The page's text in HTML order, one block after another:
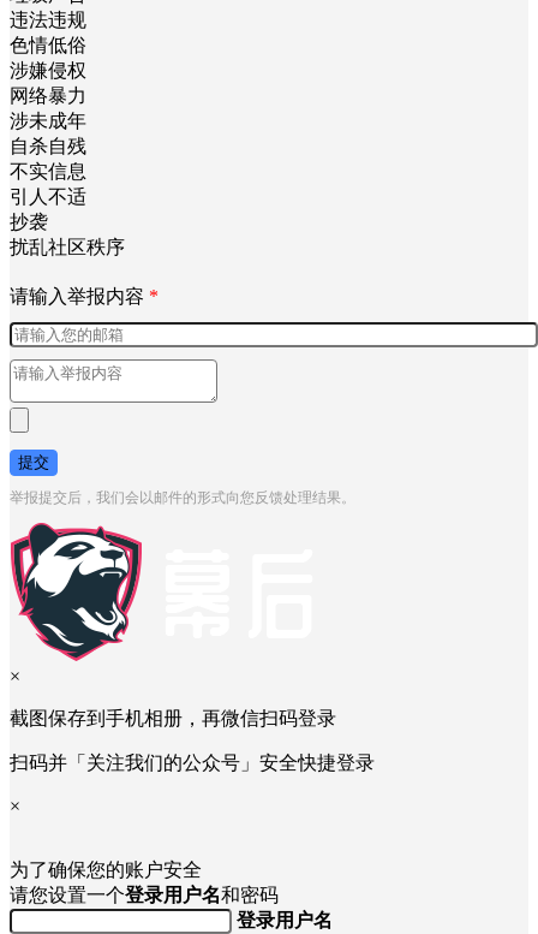
违法违规
色情低俗
涉嫌侵权
网络暴力
涉未成年
自杀自残
不实信息
引人不适
抄袭
扰乱社区秩序
请输入举报内容 *
提交
举报提交后，我们会以邮件的形式向您反馈处理结果。
×
截图保存到手机相册，再微信扫码登录
扫码并「关注我们的公众号」安全快捷登录
×
为了确保您的账户安全
请您设置一个登录用户名和密码
登录用户名